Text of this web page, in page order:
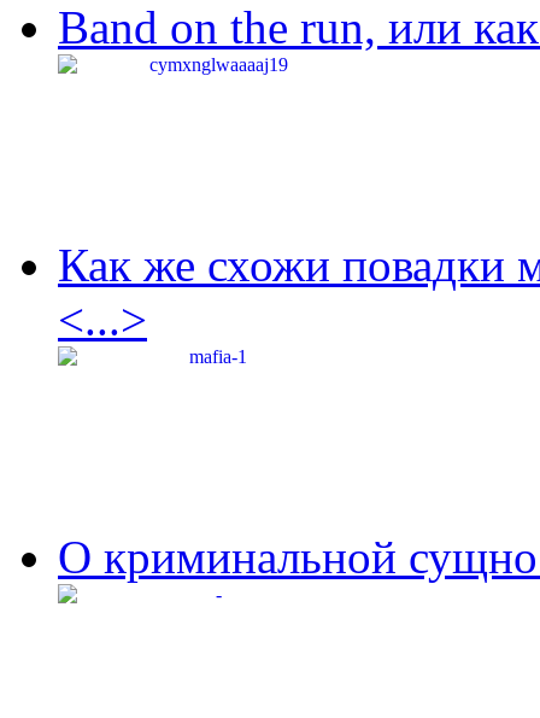
Band on the run, или
Как же схожи повадки
<...>
О криминальной